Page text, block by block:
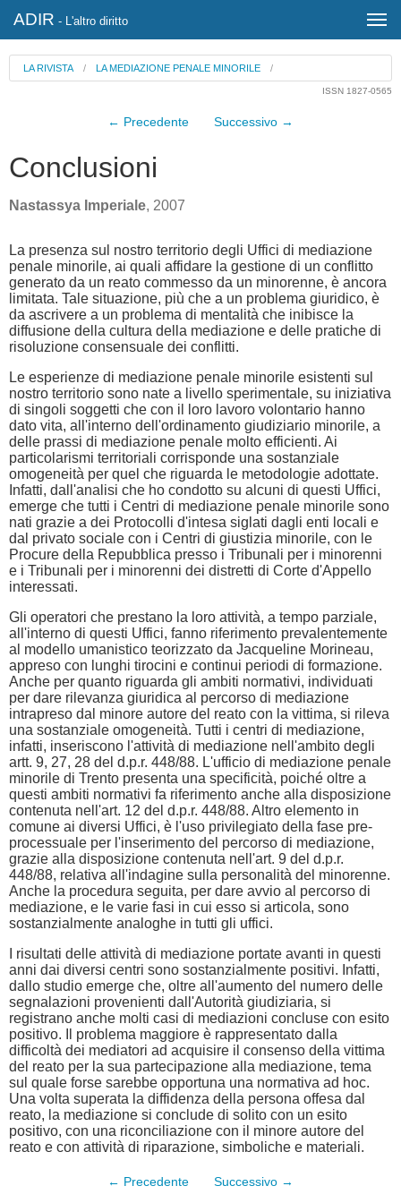
ADIR - L'altro diritto
LA RIVISTA / LA MEDIAZIONE PENALE MINORILE/
ISSN 1827-0565
← Precedente Successivo →
Conclusioni
Nastassya Imperiale, 2007
La presenza sul nostro territorio degli Uffici di mediazione
penale minorile, ai quali affidare la gestione di un conflitto
generato da un reato commesso da un minorenne, è ancora
limitata. Tale situazione, più che a un problema giuridico, è
da ascrivere a un problema di mentalità che inibisce la
diffusione della cultura della mediazione e delle pratiche di
risoluzione consensuale dei conflitti.
Le esperienze di mediazione penale minorile esistenti sul
nostro territorio sono nate a livello sperimentale, su iniziativa
di singoli soggetti che con il loro lavoro volontario hanno
dato vita, all'interno dell'ordinamento giudiziario minorile, a
delle prassi di mediazione penale molto efficienti. Ai
particolarismi territoriali corrisponde una sostanziale
omogeneità per quel che riguarda le metodologie adottate.
Infatti, dall'analisi che ho condotto su alcuni di questi Uffici,
emerge che tutti i Centri di mediazione penale minorile sono
nati grazie a dei Protocolli d'intesa siglati dagli enti locali e
dal privato sociale con i Centri di giustizia minorile, con le
Procure della Repubblica presso i Tribunali per i minorenni
e i Tribunali per i minorenni dei distretti di Corte d'Appello
interessati.
Gli operatori che prestano la loro attività, a tempo parziale,
all'interno di questi Uffici, fanno riferimento prevalentemente
al modello umanistico teorizzato da Jacqueline Morineau,
appreso con lunghi tirocini e continui periodi di formazione.
Anche per quanto riguarda gli ambiti normativi, individuati
per dare rilevanza giuridica al percorso di mediazione
intrapreso dal minore autore del reato con la vittima, si rileva
una sostanziale omogeneità. Tutti i centri di mediazione,
infatti, inseriscono l'attività di mediazione nell'ambito degli
artt. 9, 27, 28 del d.p.r. 448/88. L'ufficio di mediazione penale
minorile di Trento presenta una specificità, poiché oltre a
questi ambiti normativi fa riferimento anche alla disposizione
contenuta nell'art. 12 del d.p.r. 448/88. Altro elemento in
comune ai diversi Uffici, è l'uso privilegiato della fase pre-
processuale per l'inserimento del percorso di mediazione,
grazie alla disposizione contenuta nell'art. 9 del d.p.r.
448/88, relativa all'indagine sulla personalità del minorenne.
Anche la procedura seguita, per dare avvio al percorso di
mediazione, e le varie fasi in cui esso si articola, sono
sostanzialmente analoghe in tutti gli uffici.
I risultati delle attività di mediazione portate avanti in questi
anni dai diversi centri sono sostanzialmente positivi. Infatti,
dallo studio emerge che, oltre all'aumento del numero delle
segnalazioni provenienti dall'Autorità giudiziaria, si
registrano anche molti casi di mediazioni concluse con esito
positivo. Il problema maggiore è rappresentato dalla
difficoltà dei mediatori ad acquisire il consenso della vittima
del reato per la sua partecipazione alla mediazione, tema
sul quale forse sarebbe opportuna una normativa ad hoc.
Una volta superata la diffidenza della persona offesa dal
reato, la mediazione si conclude di solito con un esito
positivo, con una riconciliazione con il minore autore del
reato e con attività di riparazione, simboliche e materiali.
← Precedente Successivo →